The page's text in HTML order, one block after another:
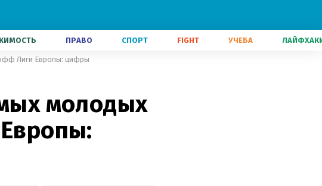
ПРАВО СПОРТ FIGHT УЧЕБА
Лиги Европы: цифры
молодых